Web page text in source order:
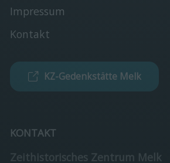
Impressum
Kontakt
KZ-Gedenkstätte Melk
KONTAKT
Zeithistorisches Zentrum Melk